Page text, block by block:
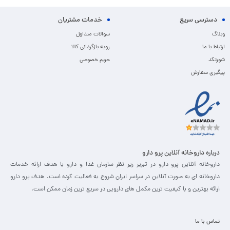
دسترسی سریع
وبلاگ
ارتباط با ما
شورتکد
پیگیری سفارش
خدمات مشتریان
سوالات متداول
رویه بازگردانی کالا
حریم خصوصی
درباره داروخانه آنلاین پرو دارو
داروخانه آنلاین پرو دارو در تبریز زیر نظر سازمان غذا و دارو با هدف ارائه خدمات
داروخانه ای به صورت آنلاین در سراسر ایران شروع به فعالیت کرده است. هدف پرو دارو
ارائه بهترین و با کیفیت ترین مکمل های دارویی در سریع ترین زمان ممکن است.
تماس با ما